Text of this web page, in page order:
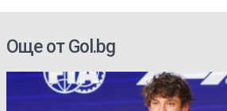
Още от Gol.bg